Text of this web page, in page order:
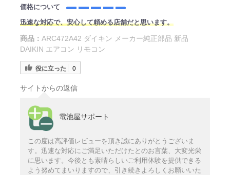
価格について
迅速な対応で、安心して頼める店舗だと思います。
商品： ARC472A42 ダイキン メーカー純正部品 新品
DAIKIN エアコン リモコン
役に立った 0
サイトからの返信
電池屋サポート
この度は高評価レビューを頂き誠にありがとうございま
す。迅速な対応にご満足いただけたとのお言葉、大変光栄
に思います。今後とも素晴らしいご利用体験を提供できる
よう努めてまいりますので、引き続きよろしくお願いいた